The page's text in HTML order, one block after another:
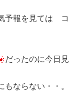
報を見ては コ
だったのに今日
もならない・・。